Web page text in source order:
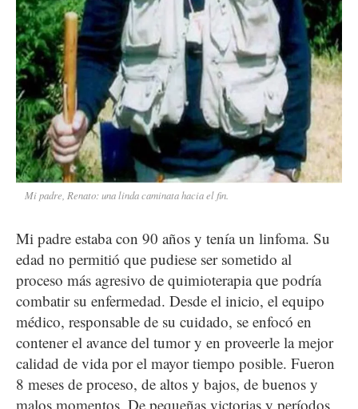
Mi padre, Renato: una linda caminata hacia el fin.
Mi padre estaba con 90 años y tenía un linfoma. Su
edad no permitió que pudiese ser sometido al
proceso más agresivo de quimioterapia que podría
combatir su enfermedad. Desde el inicio, el equipo
médico, responsable de su cuidado, se enfocó en
contener el avance del tumor y en proveerle la mejor
calidad de vida por el mayor tiempo posible. Fueron
8 meses de proceso, de altos y bajos, de buenos y
malos momentos. De pequeñas victorias y períodos